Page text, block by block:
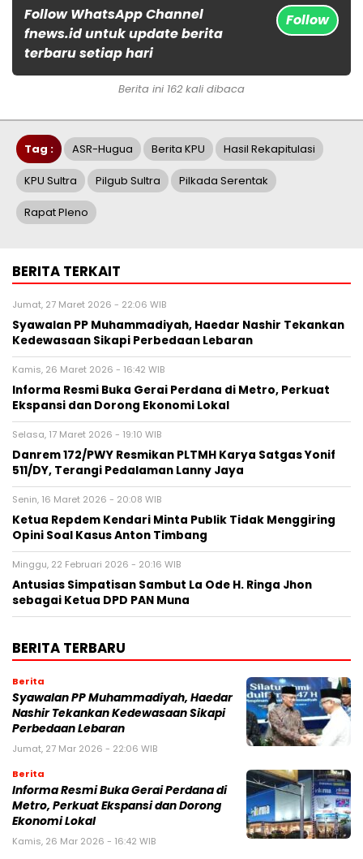
Follow WhatsApp Channel
fnews.id untuk update berita
terbaru setiap hari
Follow
Berita ini 162 kali dibaca
Tag : ASR-Hugua Berita KPU Hasil Rekapitulasi
KPU Sultra Pilgub Sultra Pilkada Serentak
Rapat Pleno
BERITA TERKAIT
Jumat, 27 Maret 2026 - 22:06 WIB
Syawalan PP Muhammadiyah, Haedar Nashir Tekankan
Kedewasaan Sikapi Perbedaan Lebaran
Kamis, 26 Maret 2026 - 16:42 WIB
Informa Resmi Buka Gerai Perdana di Metro, Perkuat
Ekspansi dan Dorong Ekonomi Lokal
Selasa, 17 Maret 2026 - 19:10 WIB
Danrem 172/PWY Resmikan PLTMH Karya Satgas Yonif
511/DY, Terangi Pedalaman Lanny Jaya
Senin, 16 Maret 2026 - 20:08 WIB
Ketua Repdem Kendari Minta Publik Tidak Menggiring
Opini Soal Kasus Anton Timbang
Minggu, 22 Februari 2026 - 20:16 WIB
Antusias Simpatisan Sambut La Ode H. Ringa Jhon
sebagai Ketua DPD PAN Muna
BERITA TERBARU
Berita
Syawalan PP Muhammadiyah, Haedar
Nashir Tekankan Kedewasaan Sikapi
Perbedaan Lebaran
Jumat, 27 Mar 2026 - 22:06 WIB
Berita
Informa Resmi Buka Gerai Perdana di
Metro, Perkuat Ekspansi dan Dorong
Ekonomi Lokal
Kamis, 26 Mar 2026 - 16:42 WIB